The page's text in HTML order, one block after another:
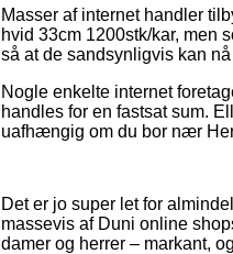
Masser af internet handler
hvid 33cm 1200stk/kar, men
så at de sandsynligvis kan
Nogle enkelte internet
handles for en fastsat sum.
uafhængig om du bor nær
Det er jo super let for
massevis af Duni online
damer og herrer – markant,